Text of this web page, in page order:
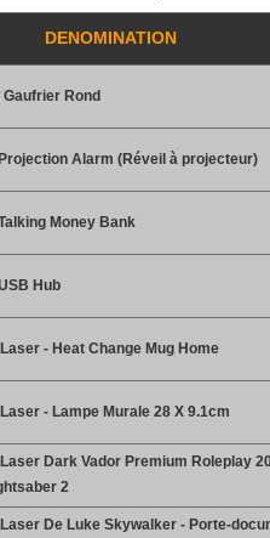
DENOMINATION
Rond
Alarm (Réveil à projecteur)
Money Bank
Hub
- Heat Change Mug Home
- Lampe Murale 28 X 9.1cm
Dark Vador Premium Roleplay
2
De Luke Skywalker - Porte-